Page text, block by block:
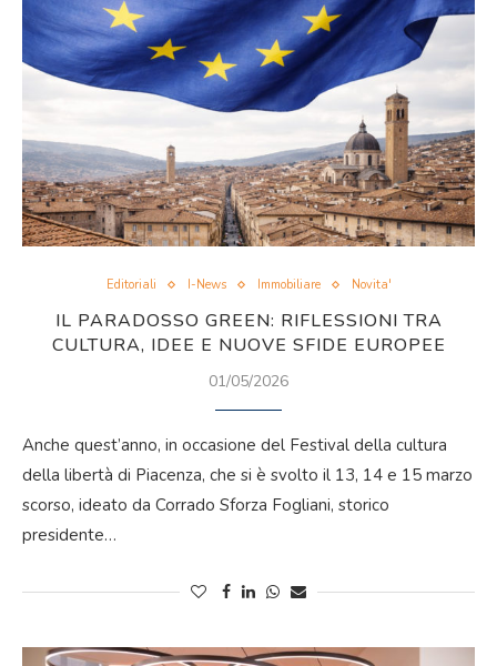
Editoriali I-News Immobiliare Novita'
IL PARADOSSO GREEN: RIFLESSIONI TRA
CULTURA, IDEE E NUOVE SFIDE EUROPEE
01/05/2026
Anche quest’anno, in occasione del Festival della cultura
della libertà di Piacenza, che si è svolto il 13, 14 e 15 marzo
scorso, ideato da Corrado Sforza Fogliani, storico
presidente…